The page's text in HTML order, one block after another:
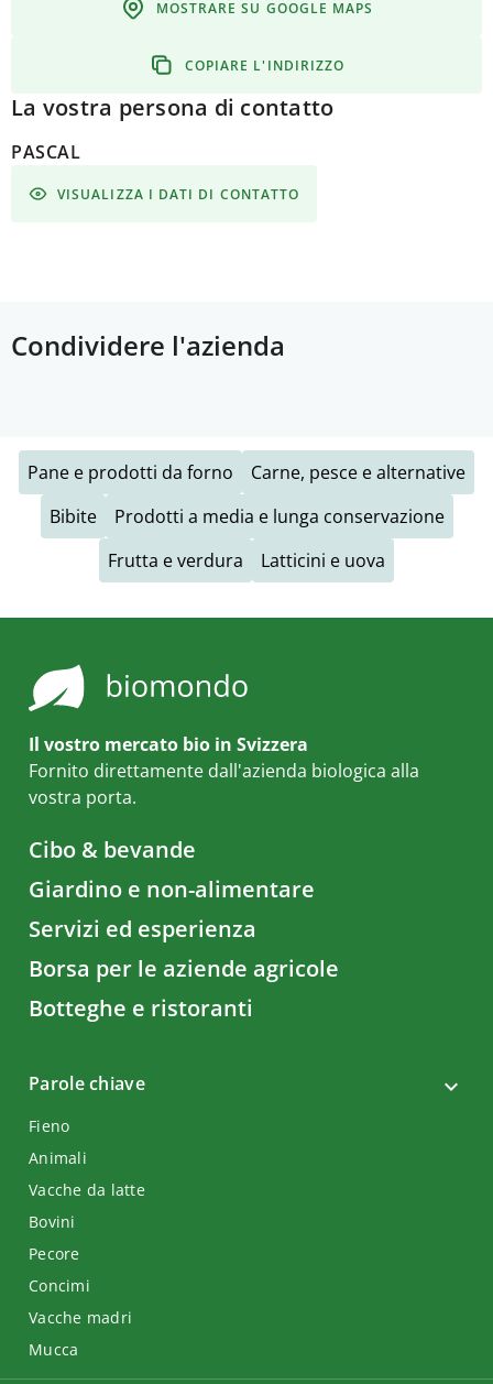
MOSTRARE SU GOOGLE MAPS
COPIARE L'INDIRIZZO
La vostra persona di contatto
PASCAL
VISUALIZZA I DATI DI CONTATTO
Condividere l'azienda
Pane e prodotti da forno
Carne, pesce e alternative
Bibite
Prodotti a media e lunga conservazione
Frutta e verdura
Latticini e uova
Il vostro mercato bio in Svizzera
Fornito direttamente dall'azienda biologica alla
vostra porta.
Cibo & bevande
Giardino e non-alimentare
Servizi ed esperienza
Borsa per le aziende agricole
Botteghe e ristoranti
Parole chiave
Fieno
Animali
Vacche da latte
Bovini
Pecore
Concimi
Vacche madri
Mucca